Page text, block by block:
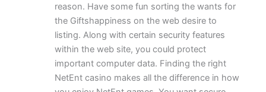
reason. Have some fun sorting the wants for
the Giftshappiness on the web desire to
listing. Along with certain security features
within the web site, you could protect
important computer data. Finding the right
NetEnt casino makes all the difference in how